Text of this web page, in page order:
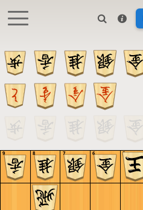
9 8 7 6 5